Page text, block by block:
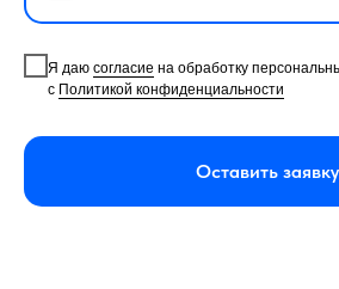
Я даю согласие на обработку
с Политикой конфиденциальности
Оставить заявку